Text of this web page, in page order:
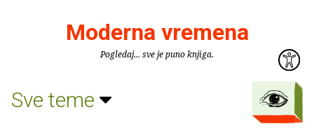
Moderna vremena
Pogledaj... sve je puno knjiga.
Sve teme